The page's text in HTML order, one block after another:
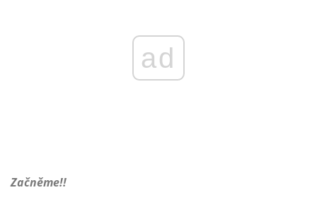
ad
Začněme!!